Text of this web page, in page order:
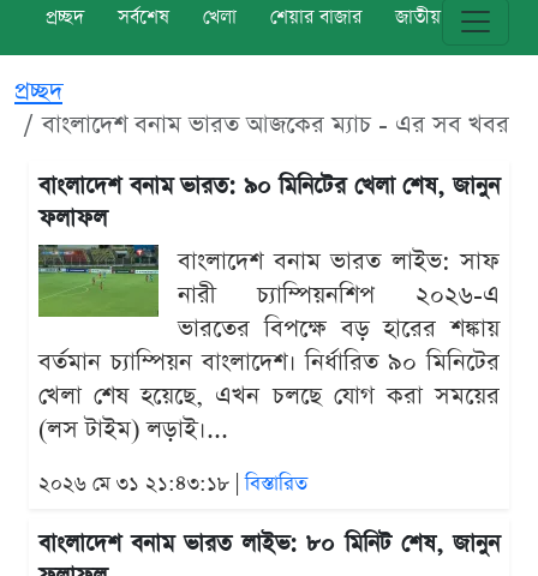
প্রচ্ছদ সর্বশেষ খেলা শেয়ার বাজার জাতীয় বিশ্ব
প্রচ্ছদ
বাংলাদেশ বনাম ভারত আজকের ম্যাচ - এর সব খবর
বাংলাদেশ বনাম ভারত: ৯০ মিনিটের খেলা শেষ, জানুন
ফলাফল
বাংলাদেশ বনাম ভারত লাইভ: সাফ
নারী চ্যাম্পিয়নশিপ ২০২৬-এ
ভারতের বিপক্ষে বড় হারের শঙ্কায়
বর্তমান চ্যাম্পিয়ন বাংলাদেশ। নির্ধারিত ৯০ মিনিটের
খেলা শেষ হয়েছে, এখন চলছে যোগ করা সময়ের
(লস টাইম) লড়াই।...
২০২৬ মে ৩১ ২১:৪৩:১৮ |বিস্তারিত
বাংলাদেশ বনাম ভারত লাইভ: ৮০ মিনিট শেষ, জানুন